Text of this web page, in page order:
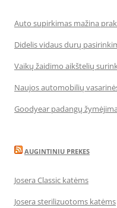
Auto supirkimas mažina
Didelis vidaus durų
Vaikų žaidimo aikštelių
Naujos automobilių
Goodyear padangų
AUGINTINIU PREKES
Josera Classic katėms
Josera sterilizuotoms katėms